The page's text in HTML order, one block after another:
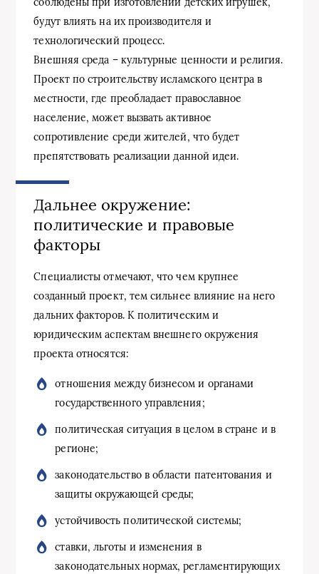
будут влиять на их производителя и
технологический процесс.
Внешняя среда – культурные ценности и религия.
Проект по строительству исламского центра в
местности, где преобладает православное
население, может вызвать активное
сопротивление среди жителей, что будет
препятствовать реализации данной идеи.
Дальнее окружение:
политические и правовые
факторы
Специалисты отмечают, что чем крупнее
созданный проект, тем сильнее влияние на него
дальних факторов. К политическим и
юридическим аспектам внешнего окружения
проекта относятся:
отношения между бизнесом и органами
государственного управления;
политическая ситуация в целом в стране и в
регионе;
законодательство в области патентования и
защиты окружающей среды;
устойчивость политической системы;
ставки, льготы и изменения в
законодательных нормах, регламентирующих